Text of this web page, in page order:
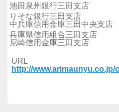
池田泉州銀行三田支店
りそな銀行三田支店
中兵庫信用金庫三田中央支店
兵庫県信用組合三田支店
尼崎信用金庫三田支店
URL
http://www.arimaunyu.co.jp/